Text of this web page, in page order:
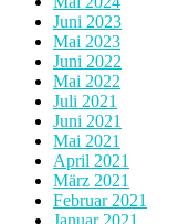
Juni 2023
Mai 2023
Juni 2022
Mai 2022
Juli 2021
Juni 2021
Mai 2021
April 2021
März 2021
Februar 2021
Januar 2021